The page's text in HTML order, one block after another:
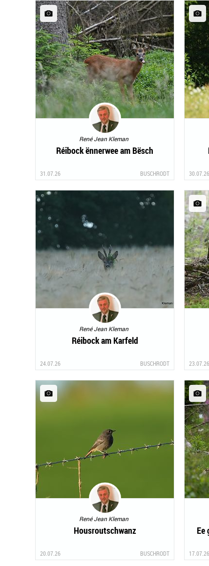
René Jean Kleman
Réibock ënnerwee am Bësch
31.07.26 BUSCHRODT 30.07.26
René Jean Kleman
Réibock am Karfeld
24.07.26 BUSCHRODT 23.07.26
René Jean Kleman
Housroutschwanz
20.07.26 BUSCHRODT
Ee
17.07.26